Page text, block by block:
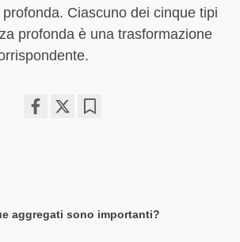
Ciascuno dei cinque tipi
profonda è una trasformazione
aggregati sono importanti?